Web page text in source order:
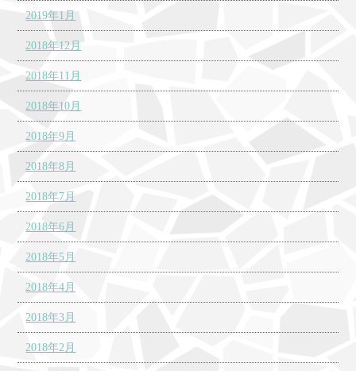
2019年1月
2018年12月
2018年11月
2018年10月
2018年9月
2018年8月
2018年7月
2018年6月
2018年5月
2018年4月
2018年3月
2018年2月